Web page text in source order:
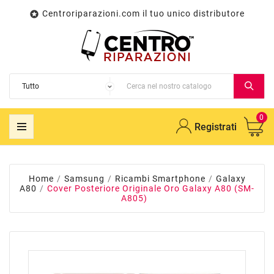
 Centroriparazioni.com il tuo unico distributore
Registrati
0
Home Samsung Ricambi Smartphone
Galaxy
A80
Cover Posteriore Originale Oro Galaxy A80 (SM-
A805)